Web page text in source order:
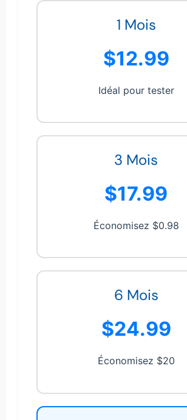
1 Mois
$12.99
Idéal pour tester
3 Mois
$17.99
Économisez $0.98
6 Mois
$24.99
Économisez $20